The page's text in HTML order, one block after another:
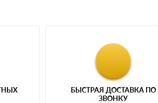
БЫСТРАЯ ДОСТАВКА ПО
ЗВОНКУ